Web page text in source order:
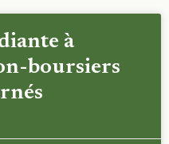
à
boursiers